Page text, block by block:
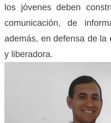
los jóvenes deben
comunicación, de
además, en defensa de la
y liberadora.